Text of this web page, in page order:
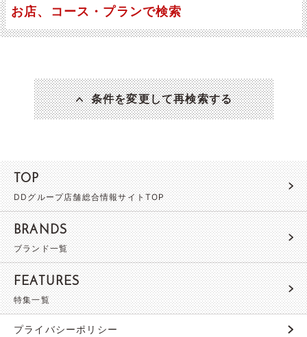
お店、コース・プランで検索
条件を変更して再検索する
TOP
DDグループ店舗総合情報サイトTOP
BRANDS
ブランド一覧
FEATURES
特集一覧
プライバシーポリシー